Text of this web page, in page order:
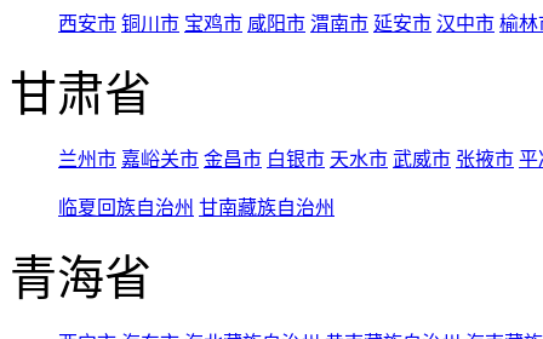
西安市 铜川市 宝鸡市 咸阳市 渭南市 延安市 汉中市 榆林
甘肃省
兰州市 嘉峪关市 金昌市 白银市 天水市 武威市 张掖市 平
临夏回族自治州 甘南藏族自治州
青海省